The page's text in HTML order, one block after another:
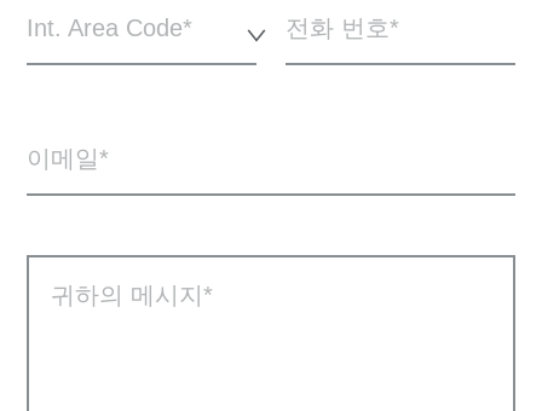
Int. Area Code* 전화 번호
이메일
귀하의 메시지